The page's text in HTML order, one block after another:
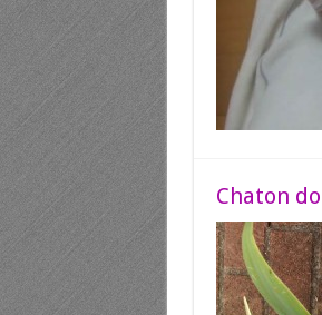
Chaton